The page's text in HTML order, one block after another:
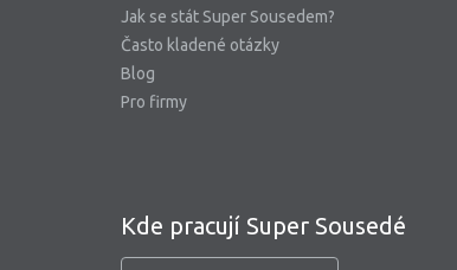
Jak se stát Super Sousedem?
Často kladené otázky
Blog
Pro firmy
Kde pracují Super Sousedé